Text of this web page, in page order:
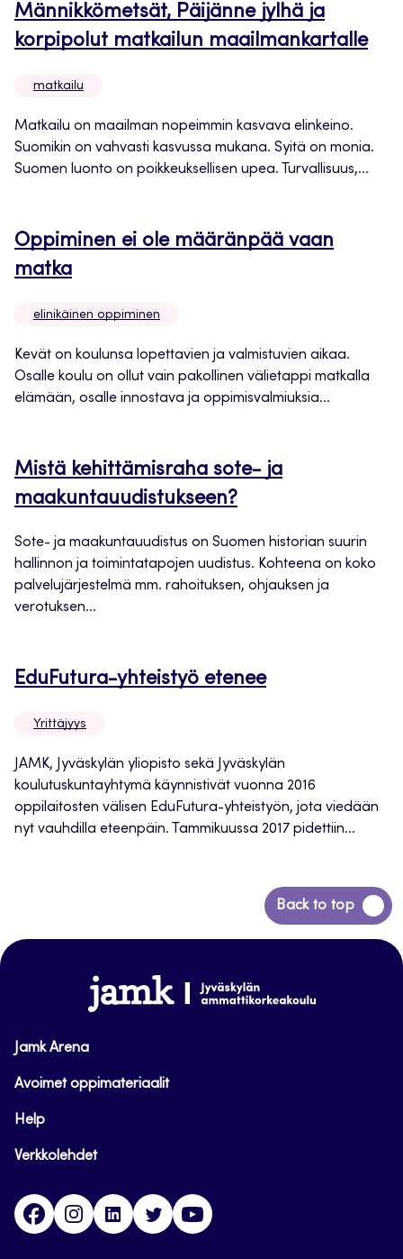
Männikkömetsät, Päijänne jylhä ja
korpipolut matkailun maailmankartalle
matkailu
Matkailu on maailman nopeimmin kasvava elinkeino.
Suomikin on vahvasti kasvussa mukana. Syitä on monia.
Suomen luonto on poikkeuksellisen upea. Turvallisuus,...
Oppiminen ei ole määränpää vaan
matka
elinikäinen oppiminen
Kevät on koulunsa lopettavien ja valmistuvien aikaa.
Osalle koulu on ollut vain pakollinen välietappi matkalla
elämään, osalle innostava ja oppimisvalmiuksia...
Mistä kehittämisraha sote- ja
maakuntauudistukseen?
Sote- ja maakuntauudistus on Suomen historian suurin
hallinnon ja toimintatapojen uudistus. Kohteena on koko
palvelujärjestelmä mm. rahoituksen, ohjauksen ja
verotuksen...
EduFutura-yhteistyö etenee
Yrittäjyys
JAMK, Jyväskylän yliopisto sekä Jyväskylän
koulutuskuntayhtymä käynnistivät vuonna 2016
oppilaitosten välisen EduFutura-yhteistyön, jota viedään
nyt vauhdilla eteenpäin. Tammikuussa 2017 pidettiin...
Back to top
Siirry
takaisin
www.jamk.fi
Jamk Arena
Avoimet oppimateriaalit
Help
Verkkolehdet
FacebookInstagramLinkedinTwitter